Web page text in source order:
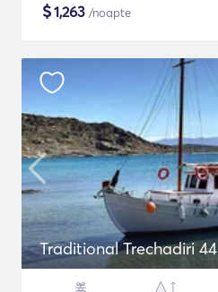
$1,263 /noapte
Traditional Trechadiri 44